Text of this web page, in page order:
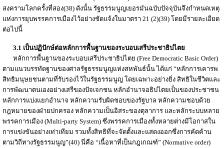
สงครามโลกครั้งที่สอง(38) ดังนั้น รัฐธรรมนูญเยอรมันฉบับปัจจุบันจึงกำหนดเหตุ
แห่งการยุบพรรคการเมืองไว้อย่างชัดแจ้งในมาตรา 21 (2)(39) โดยมีรายละเอียด
ต่อไปนี้
3.1 เป็นปฏิปักษ์ต่อหลักการพื้นฐานของระบอบเสรีประชาธิปไตย
หลักการพื้นฐานของระบอบเสรีประชาธิปไตย (Free Democratic Basic Order)
ตามแนวบรรทัดฐานของศาลรัฐธรรมนูญแห่งสหพันธ์นั้น ได้แก่ “หลักการเคารพ
สิทธิมนุษยชนตามที่รับรองไว้ในรัฐธรรมนูญ โดยเฉพาะอย่างยิ่ง สิทธิในชีวิตและ
การพัฒนาตนเองอย่างเสรีของปัจเจกชน หลักอำนาจอธิปไตยเป็นของประชาชน
หลักการแบ่งแยกอำนาจ หลักความรับผิดชอบของรัฐบาล หลักความชอบด้วย
กฎหมายของฝ่ายปกครอง หลักความเป็นอิสระของตุลาการ และหลักระบบหลาย
พรรคการเมือง (Multi-party System) ซึ่งพรรคการเมืองทั้งหลายต่างมีโอกาสใน
การแข่งขันอย่างเท่าเทียม รวมทั้งสิทธิที่จะจัดตั้งและแสดงออกซึ่งการคัดค้าน
ตามวิถีทางรัฐธรรมนูญ”(40) นี่คือ “เนื้อหาที่เป็นกฎเกณฑ์” (Normative order)